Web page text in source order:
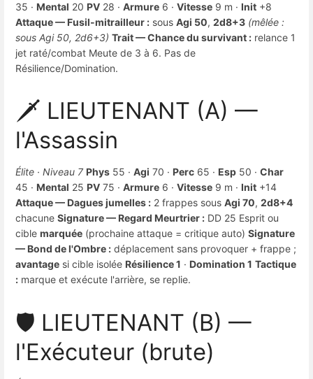
35 · Mental 20 PV 28 · Armure 6 · Vitesse 9 m · Init +8
Attaque — Fusil-mitrailleur : sous Agi 50, 2d8+3 (mêlée :
sous Agi 50, 2d6+3) Trait — Chance du survivant : relance 1
jet raté/combat Meute de 3 à 6. Pas de
Résilience/Domination.
🗡️ LIEUTENANT (A) —
l'Assassin
Élite · Niveau 7 Phys 55 · Agi 70 · Perc 65 · Esp 50 · Char
45 · Mental 25 PV 75 · Armure 6 · Vitesse 9 m · Init +14
Attaque — Dagues jumelles : 2 frappes sous Agi 70, 2d8+4
chacune Signature — Regard Meurtrier : DD 25 Esprit ou
cible marquée (prochaine attaque = critique auto) Signature
— Bond de l'Ombre : déplacement sans provoquer + frappe ;
avantage si cible isolée Résilience 1 · Domination 1 Tactique
: marque et exécute l'arrière, se replie.
🛡️ LIEUTENANT (B) —
l'Exécuteur (brute)